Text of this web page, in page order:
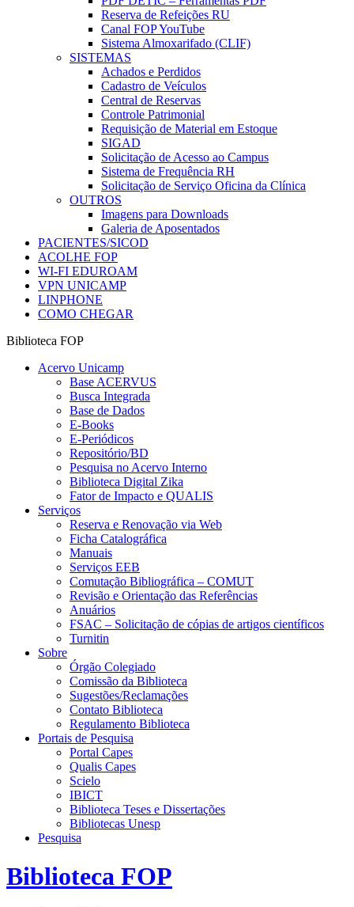
Reserva de Refeições RU
Canal FOP YouTube
Sistema Almoxarifado (CLIF)
SISTEMAS
Achados e Perdidos
Cadastro de Veículos
Central de Reservas
Controle Patrimonial
Requisição de Material em Estoque
SIGAD
Solicitação de Acesso ao Campus
Sistema de Frequência RH
Solicitação de Serviço Oficina da Clínica
OUTROS
Imagens para Downloads
Galeria de Aposentados
PACIENTES/SICOD
ACOLHE FOP
WI-FI EDUROAM
VPN UNICAMP
LINPHONE
COMO CHEGAR
Biblioteca FOP
Acervo Unicamp
Base ACERVUS
Busca Integrada
Base de Dados
E-Books
E-Periódicos
Repositório/BD
Pesquisa no Acervo Interno
Biblioteca Digital Zika
Fator de Impacto e QUALIS
Serviços
Reserva e Renovação via Web
Ficha Catalográfica
Manuais
Serviços EEB
Comutação Bibliográfica – COMUT
Revisão e Orientação das Referências
Anuários
FSAC – Solicitação de cópias de artigos científicos
Turnitin
Sobre
Órgão Colegiado
Comissão da Biblioteca
Sugestões/Reclamações
Contato Biblioteca
Regulamento Biblioteca
Portais de Pesquisa
Portal Capes
Qualis Capes
Scielo
IBICT
Biblioteca Teses e Dissertações
Bibliotecas Unesp
Pesquisa
Biblioteca FOP